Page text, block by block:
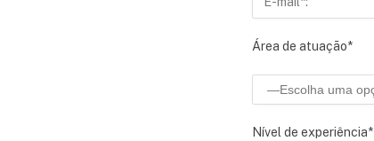
Área de atuação*
Nível de experiência*